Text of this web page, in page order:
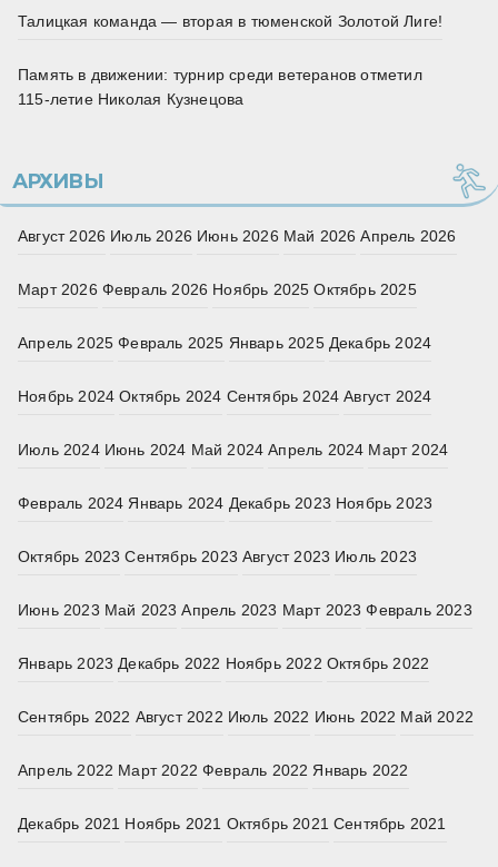
Талицкая команда — вторая в тюменской Золотой Лиге!
Память в движении: турнир среди ветеранов отметил
115‑летие Николая Кузнецова
АРХИВЫ
Август 2026 Июль 2026 Июнь 2026 Май 2026 Апрель 2026
Март 2026 Февраль 2026 Ноябрь 2025 Октябрь 2025
Апрель 2025 Февраль 2025 Январь 2025 Декабрь 2024
Ноябрь 2024 Октябрь 2024 Сентябрь 2024 Август 2024
Июль 2024 Июнь 2024 Май 2024 Апрель 2024 Март 2024
Февраль 2024 Январь 2024 Декабрь 2023 Ноябрь 2023
Октябрь 2023 Сентябрь 2023 Август 2023 Июль 2023
Июнь 2023 Май 2023 Апрель 2023 Март 2023 Февраль 2023
Январь 2023 Декабрь 2022 Ноябрь 2022 Октябрь 2022
Сентябрь 2022 Август 2022 Июль 2022 Июнь 2022 Май 2022
Апрель 2022 Март 2022 Февраль 2022 Январь 2022
Декабрь 2021 Ноябрь 2021 Октябрь 2021 Сентябрь 2021